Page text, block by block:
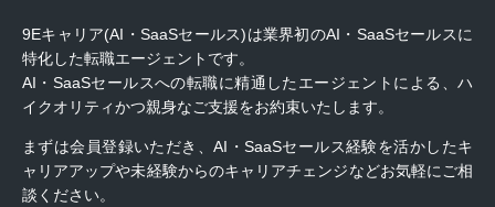
9Eキャリア(AI・SaaSセールス)は業界初のAI・SaaSセールスに
特化した転職エージェントです。
AI・SaaSセールスへの転職に精通したエージェントによる、ハ
イクオリティかつ親身なご支援をお約束いたします。
まずは会員登録いただき、AI・SaaSセールス経験を活かしたキ
ャリアアップや未経験からのキャリアチェンジなどお気軽にご相
談ください。